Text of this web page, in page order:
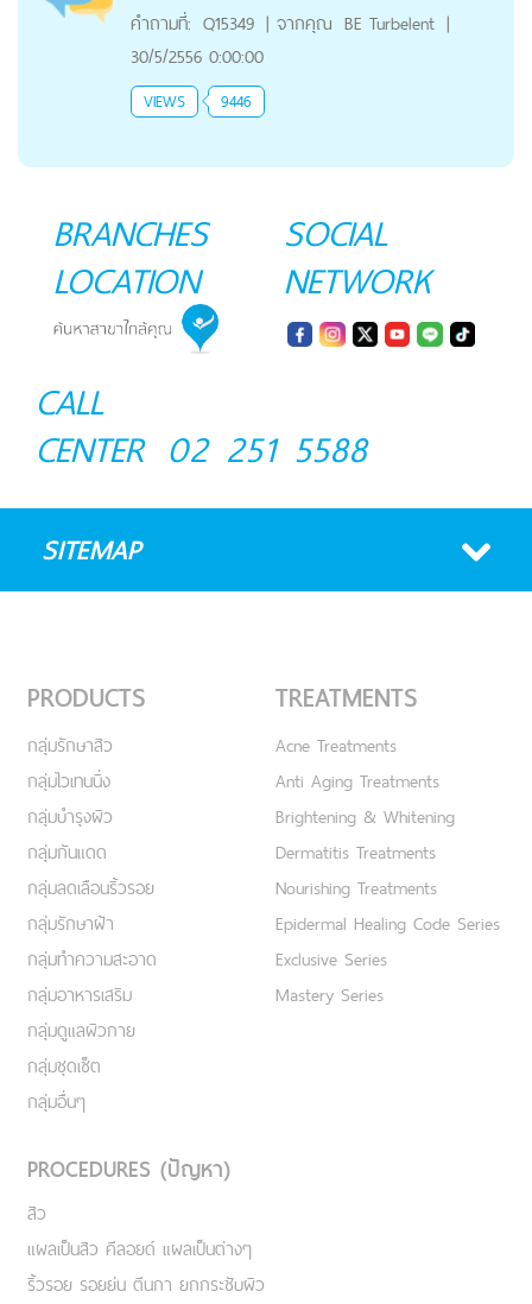
คำถามที่: Q15349 | จากคุณ BE Turbelent |
30/5/2556 0:00:00
VIEWS 9446
BRANCHES
LOCATION
SOCIAL
NETWORK
CALL
CENTER 02 251 5588
SITEMAP
PRODUCTS
กลุ่มรักษาสิว
กลุ่มไวเทนนิ่ง
กลุ่มบำรุงผิว
กลุ่มกันแดด
กลุ่มลดเลือนริ้วรอย
กลุ่มรักษาฝ้า
กลุ่มทำความสะอาด
กลุ่มอาหารเสริม
กลุ่มดูแลผิวกาย
กลุ่มชุดเซ็ต
กลุ่มอื่นๆ
TREATMENTS
Acne Treatments
Anti Aging Treatments
Brightening & Whitening
Dermatitis Treatments
Nourishing Treatments
Epidermal Healing Code Series
Exclusive Series
Mastery Series
PROCEDURES (ปัญหา)
สิว
แผลเป็นสิว คีลอยด์ แผลเป็นต่างๆ
ริ้วรอย รอยย่น ตีนกา ยกกระชับผิว